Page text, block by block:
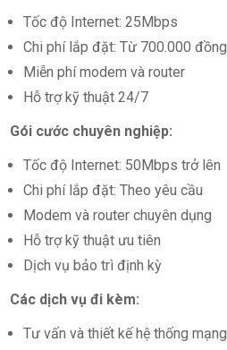
Tốc độ Internet: 25Mbps
Chi phí lắp đặt: Từ 700.000 đồng
Miễn phí modem và router
Hỗ trợ kỹ thuật 24/7
Gói cước chuyên nghiệp:
Tốc độ Internet: 50Mbps trở lên
Chi phí lắp đặt: Theo yêu cầu
Modem và router chuyên dụng
Hỗ trợ kỹ thuật ưu tiên
Dịch vụ bảo trì định kỳ
Các dịch vụ đi kèm:
Tư vấn và thiết kế hệ thống mạng